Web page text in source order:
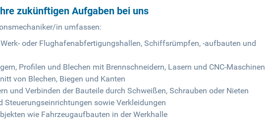
zukünftigen Aufgaben bei uns
in umfassen:
oder Flughafenabfertigungshallen, Schiffsrümpfen, -aufbauten und
Profilen und Blechen mit Brennschneidern, Lasern und CNC-Maschinen
von Blechen, Biegen und Kanten
und Verbinden der Bauteile durch Schweißen, Schrauben oder Nieten
Steuerungseinrichtungen sowie Verkleidungen
wie Fahrzeugaufbauten in der Werkhalle